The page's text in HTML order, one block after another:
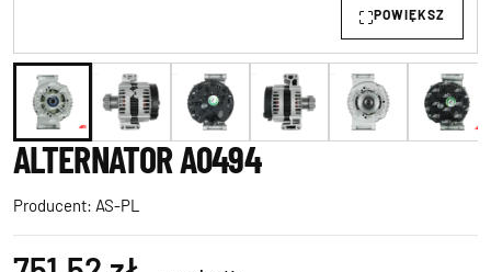
POWIĘKSZ
ALTERNATOR A0494
Producent: AS-PL